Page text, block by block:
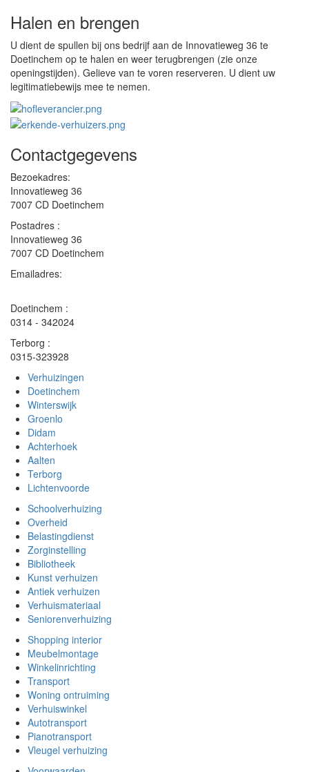
Halen en brengen
U dient de spullen bij ons bedrijf aan de Innovatieweg 36 te
Doetinchem op te halen en weer terugbrengen (zie onze
openingstijden). Gelieve van te voren reserveren. U dient uw
legitimatiebewijs mee te nemen.
Contactgegevens
Bezoekadres:
Innovatieweg 36
7007 CD Doetinchem
Postadres :
Innovatieweg 36
7007 CD Doetinchem
Emailadres:
Doetinchem :
0314 - 342024
Terborg :
0315-323928
Verhuizingen
Doetinchem
Winterswijk
Groenlo
Didam
Achterhoek
Aalten
Terborg
Lichtenvoorde
Schoolverhuizing
Overheid
Belastingdienst
Zorginstelling
Bibliotheek
Kunst verhuizen
Antiek verhuizen
Verhuismateriaal
Seniorenverhuizing
Shopping interior
Meubelmontage
Winkelinrichting
Transport
Woning ontruiming
Verhuiswinkel
Autotransport
Pianotransport
Vleugel verhuizing